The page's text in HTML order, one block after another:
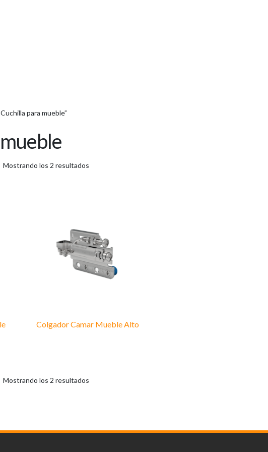
para mueble”
Mostrando los 2 resultados
Colgador Camar Mueble Alto
Mostrando los 2 resultados